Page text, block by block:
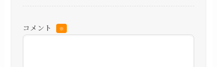
コメント ※